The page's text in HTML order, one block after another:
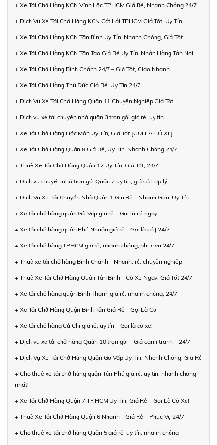
+ Xe Tải Chở Hàng KCN Vĩnh Lộc TPHCM Giá Rẻ, Nhanh Chóng 24/7
+ Dịch Vụ Xe Tải Chở Hàng KCN Cát Lái TPHCM Giá Tốt, Uy Tín
+ Xe Tải Chở Hàng KCN Tân Bình Uy Tín, Nhanh Chóng, Giá Tốt
+ Xe Tải Chở Hàng KCN Tân Tạo Giá Rẻ Uy Tín, Nhận Hàng Tận Nơi
+ Xe Tải Chở Hàng Bình Chánh 24/7 – Giá Tốt, Giao Nhanh
+ Xe Tải Chở Hàng Thủ Đức Giá Rẻ, Uy Tín 24/7
+ Dịch Vụ Xe Tải Chở Hàng Quận 11 Chuyên Nghiệp Giá Tốt
+ Dịch vụ xe tải chuyển nhà quận 3 trọn gói giá rẻ, uy tín
+ Xe Tải Chở Hàng Hóc Môn Uy Tín, Giá Tốt [GỌI LÀ CÓ XE]
+ Xe Tải Chở Hàng Quận 8 Giá Rẻ, Uy Tín, Nhanh Chóng 24/7
+ Thuê Xe Tải Chở Hàng Quận 12 Uy Tín, Giá Tốt, 24/7
+ Dịch vụ chuyển nhà trọn gói Quận 7 uy tín, giá cả hợp lý
+ Dịch Vụ Xe Tải Chuyển Nhà Quận 1 Giá Rẻ – Nhanh Gọn, Uy Tín
+ Xe tải chở hàng quận Gò Vấp giá rẻ – Gọi là có ngay
+ Xe tải chở hàng quận Phú Nhuận giá rẻ – Gọi là có | 24/7
+ Xe tải chở hàng TPHCM giá rẻ, nhanh chóng, phục vụ 24/7
+ Thuê xe tải chở hàng Bình Chánh – Nhanh, rẻ, chuyên nghiệp
+ Thuê Xe Tải Chở Hàng Quận Tân Bình – Có Xe Ngay, Giá Tốt 24/7
+ Xe tải chở hàng quận Bình Thạnh giá rẻ, nhanh chóng, 24/7
+ Xe Tải Chở Hàng Quận Bình Tân Giá Rẻ – Gọi Là Có
+ Xe tải chở hàng Củ Chi giá rẻ, uy tín – Gọi là có xe!
+ Dịch vụ xe tải chở hàng Quận 10 trọn gói – Giá cạnh tranh – 24/7
+ Dịch Vụ Xe Tải Chở Hàng Quận Gò Vấp Uy Tín, Nhanh Chóng, Giá Rẻ
+ Cho thuê xe tải chở hàng quận Tân Phú giá rẻ, uy tín, nhanh chóng
nhất!
+ Xe Tải Chở Hàng Quận 7 TP.HCM Uy Tín, Giá Rẻ – Gọi Là Có Xe!
+ Thuê Xe Tải Chở Hàng Quận 6 Nhanh – Giá Rẻ – Phục Vụ 24/7
+ Cho thuê xe tải chở hàng Quận 5 giá rẻ, uy tín, nhanh chóng